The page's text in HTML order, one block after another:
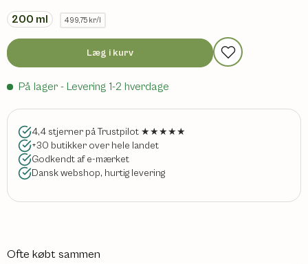
200 ml 499,75 kr/l
Læg i kurv
På lager - Levering 1-2 hverdage
4,4 stjerner på Trustpilot ★★★★★
+30 butikker over hele landet
Godkendt af e-mærket
Dansk webshop, hurtig levering
Ofte købt sammen